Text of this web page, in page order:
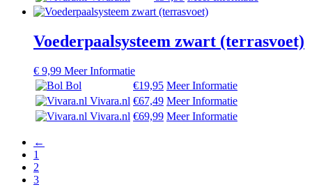
Voederpaalsysteem zwart (terrasvoet)
€ 9,99 Meer Informatie
Bol
€19,95 Meer Informatie
Vivara.nl €67,49 Meer Informatie
Vivara.nl €69,99 Meer Informatie
←
1
2
3